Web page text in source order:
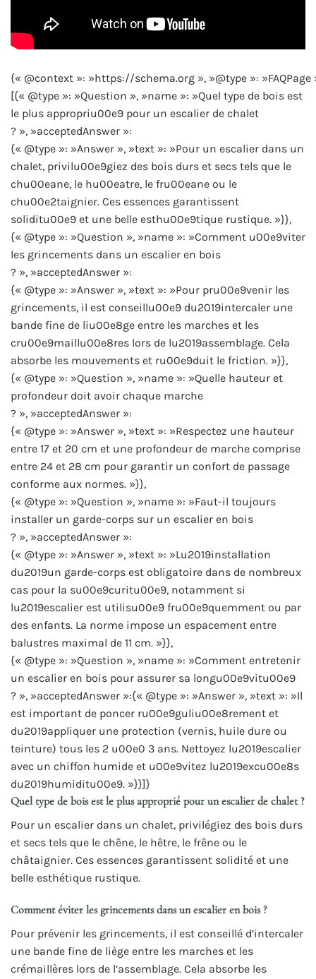
{« @context »: »https://schema.org », »@type »:
[{« @type »: »Question », »name »: »Quel type de bois est
le plus appropriu00e9 pour un escalier de chalet
? », »acceptedAnswer »:
{« @type »: »Answer », »text »: »Pour un escalier dans un
chalet, privilu00e9giez des bois durs et secs tels que le
chu00eane, le hu00eatre, le fru00eane ou le
chu00e2taignier. Ces essences garantissent
soliditu00e9 et une belle esthu00e9tique rustique. »}},
{« @type »: »Question », »name »: »Comment u00e9viter
les grincements dans un escalier en bois
? », »acceptedAnswer »:
{« @type »: »Answer », »text »: »Pour pru00e9venir les
grincements, il est conseillu00e9 du2019intercaler une
bande fine de liu00e8ge entre les marches et les
cru00e9maillu00e8res lors de lu2019assemblage. Cela
absorbe les mouvements et ru00e9duit le friction. »}},
{« @type »: »Question », »name »: »Quelle hauteur et
profondeur doit avoir chaque marche
? », »acceptedAnswer »:
{« @type »: »Answer », »text »: »Respectez une hauteur
entre 17 et 20 cm et une profondeur de marche comprise
entre 24 et 28 cm pour garantir un confort de passage
conforme aux normes. »}},
{« @type »: »Question », »name »: »Faut-il toujours
installer un garde-corps sur un escalier en bois
? », »acceptedAnswer »:
{« @type »: »Answer », »text »: »Lu2019installation
du2019un garde-corps est obligatoire dans de nombreux
cas pour la su00e9curitu00e9, notamment si
lu2019escalier est utilisu00e9 fru00e9quemment ou par
des enfants. La norme impose un espacement entre
balustres maximal de 11 cm. »}},
{« @type »: »Question », »name »: »Comment entretenir
un escalier en bois pour assurer sa longu00e9vitu00e9
? », »acceptedAnswer »:{« @type »: »Answer », »text »: »Il
est important de poncer ru00e9guliu00e8rement et
du2019appliquer une protection (vernis, huile dure ou
teinture) tous les 2 u00e0 3 ans. Nettoyez lu2019escalier
avec un chiffon humide et u00e9vitez lu2019excu00e8s
du2019humiditu00e9. »}}]}
Quel type de bois est le plus approprié pour un escalier de chalet ?
Pour un escalier dans un chalet, privilégiez des bois durs
et secs tels que le chêne, le hêtre, le frêne ou le
châtaignier. Ces essences garantissent solidité et une
belle esthétique rustique.
Comment éviter les grincements dans un escalier en bois ?
Pour prévenir les grincements, il est conseillé d’intercaler
une bande fine de liège entre les marches et les
crémaillères lors de l’assemblage. Cela absorbe les